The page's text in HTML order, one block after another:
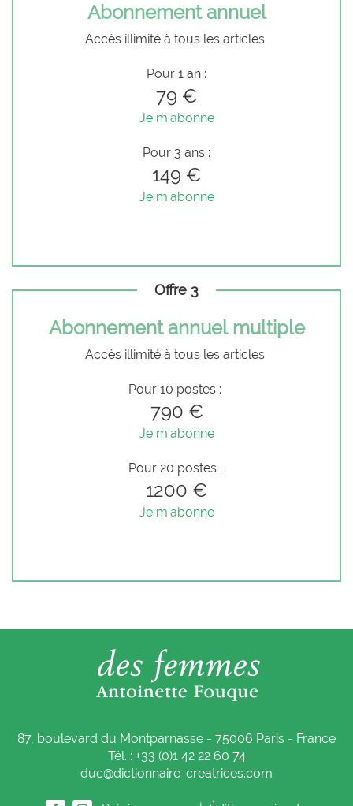
Abonnement annuel
Accès illimité à tous les articles
Pour 1 an :
79 €
Je m'abonne
Pour 3 ans :
149 €
Je m'abonne
Offre 3
Abonnement annuel multiple
Accès illimité à tous les articles
Pour 10 postes :
790 €
Je m'abonne
Pour 20 postes :
1200 €
Je m'abonne
87, boulevard du Montparnasse - 75006 Paris - France
Tél. : +33 (0)1 42 22 60 74
duc@dictionnaire-creatrices.com